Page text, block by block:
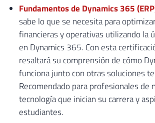
Fundamentos de Dynamics 365
sabe lo que se necesita para
financieras y operativas utilizando la
en Dynamics 365. Con esta
resaltará su comprensión de cómo
funciona junto con otras soluciones
Recomendado para profesionales de
tecnología que inician su carrera y
estudiantes.